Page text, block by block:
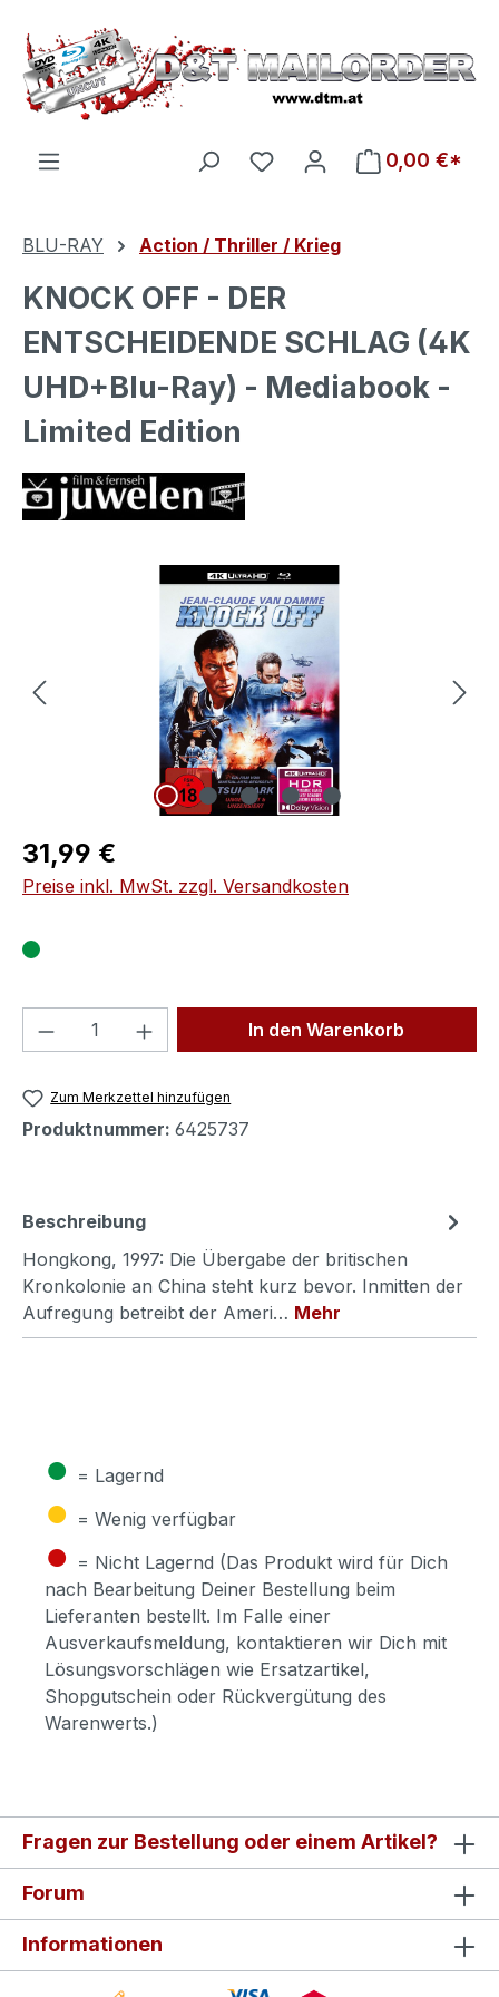
Zum Hauptinhalt springen
Du hast 0 Produkte auf
0,00 €*
BLU-RAY Action / Thriller / Krieg
KNOCK OFF - DER
ENTSCHEIDENDE SCHLAG (4K
UHD+Blu-Ray) - Mediabook -
Limited Edition
Bildergalerie überspringen
Regulärer Preis:
31,99 €
Preise inkl. MwSt. zzgl. Versandkosten
Produkt Anzahl: Gib denIn den Warenkorb
Zum Merkzettel hinzufügen
Produktnummer: 6425737
Beschreibung
Hongkong, 1997: Die Übergabe der britischen
Kronkolonie an China steht kurz bevor. Inmitten der
Aufregung betreibt der Ameri… Mehr
● = Lagernd
● = Wenig verfügbar
● = Nicht Lagernd (Das Produkt wird für Dich
nach Bearbeitung Deiner Bestellung beim
Lieferanten bestellt. Im Falle einer
Ausverkaufsmeldung, kontaktieren wir Dich mit
Lösungsvorschlägen wie Ersatzartikel,
Shopgutschein oder Rückvergütung des
Warenwerts.)
Fragen zur Bestellung oder einem Artikel?
Forum
Informationen